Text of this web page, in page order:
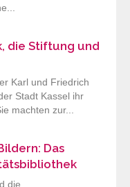
die Stiftung und
Karl und Friedrich
Stadt Kassel ihr
machten zur...
Das
die